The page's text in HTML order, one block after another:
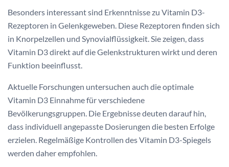
Besonders interessant sind Erkenntnisse zu Vitamin D3-
Rezeptoren in Gelenkgeweben. Diese Rezeptoren finden sich
in Knorpelzellen und Synovialflüssigkeit. Sie zeigen, dass
Vitamin D3 direkt auf die Gelenkstrukturen wirkt und deren
Funktion beeinflusst.
Aktuelle Forschungen untersuchen auch die optimale
Vitamin D3 Einnahme für verschiedene
Bevölkerungsgruppen. Die Ergebnisse deuten darauf hin,
dass individuell angepasste Dosierungen die besten Erfolge
erzielen. Regelmäßige Kontrollen des Vitamin D3-Spiegels
werden daher empfohlen.